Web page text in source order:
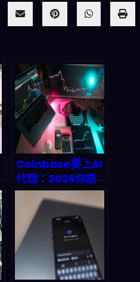
Coinbase要上AI
代理：2026你該
怎麼用「大語言模
型+鏈上數據」把
交易變得更像工
程？